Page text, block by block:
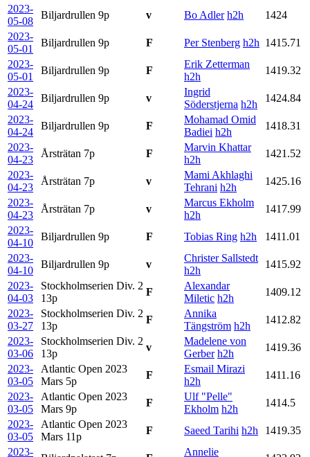
2023-
05-08
Biljardrullen 9p v Bo Adler h2h
1424
2023-
05-01
Biljardrullen 9p F Per Stenberg h2h 1415.71
2023-
05-01
Biljardrullen 9p F
Erik Zetterman
h2h
1419.32
2023-
04-24
Biljardrullen 9p v
Ingrid
Söderstjerna h2h
1424.84
2023-
04-24
Biljardrullen 9p F
Mohamad Omid
Badiei h2h
1418.31
2023-
04-23
Årsträtan 7p F
Marvin Khattar
h2h
1421.52
2023-
04-23
Årsträtan 7p v
Mami Akhlaghi
Tehrani h2h
1425.16
2023-
04-23
Årsträtan 7p v
Marcus Ekholm
h2h
1417.99
2023-
04-10
Biljardrullen 9p F Tobias Ring h2h
1411.01
2023-
04-10
Biljardrullen 9p v
Christer Sallstedt
h2h
1415.92
2023-
04-03
Stockholmserien Div. 2
13p
F
Alexandar
Miletic h2h
1409.12
2023-
03-27
Stockholmserien Div. 2
13p
F
Annika
Tängström h2h
1412.82
2023-
03-06
Stockholmserien Div. 2
13p
v
Madelene von
Gerber h2h
1419.36
2023-
03-05
Atlantic Open 2023
Mars 5p
F
Esmail Mirazi
h2h
1411.16
2023-
03-05
Atlantic Open 2023
Mars 9p
F
Ulf "Pelle"
Ekholm h2h
1414.5
2023-
03-05
Atlantic Open 2023
Mars 11p
F Saeed Tarihi h2h
1419.35
2023-
Annelie